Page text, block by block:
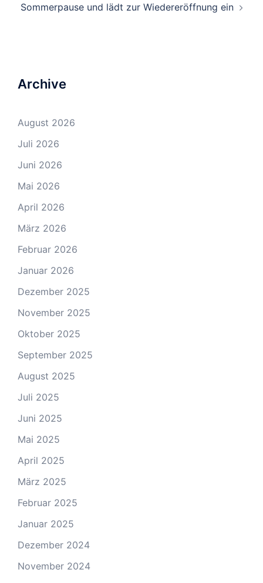
Sommerpause und lädt zur Wiedereröffnung ein
Archive
August 2026
Juli 2026
Juni 2026
Mai 2026
April 2026
März 2026
Februar 2026
Januar 2026
Dezember 2025
November 2025
Oktober 2025
September 2025
August 2025
Juli 2025
Juni 2025
Mai 2025
April 2025
März 2025
Februar 2025
Januar 2025
Dezember 2024
November 2024